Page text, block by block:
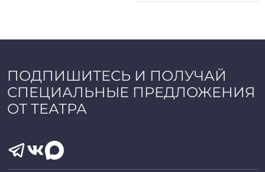
ПОДПИШИТЕСЬ И ПОЛУЧАЙ
СПЕЦИАЛЬНЫЕ ПРЕДЛОЖЕНИЯ
ОТ ТЕАТРА